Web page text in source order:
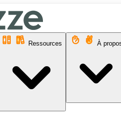
Ressources À